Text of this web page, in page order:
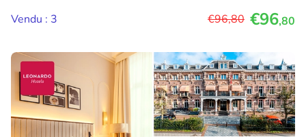
Vendu : 3
€96,80 €96,80